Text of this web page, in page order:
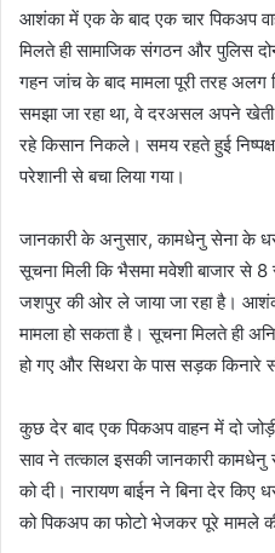
आशंका में एक के बाद एक चार पिकअप
मिलते ही सामाजिक संगठन और पुलिस
गहन जांच के बाद मामला पूरी तरह अलग
समझा जा रहा था, वे दरअसल अपने
रहे किसान निकले। समय रहते हुई निष्पक्ष
परेशानी से बचा लिया गया।
जानकारी के अनुसार, कामधेनु सेना के
सूचना मिली कि भैसमा मवेशी बाजार से
जशपुर की ओर ले जाया जा रहा है।
मामला हो सकता है। सूचना मिलते ही
हो गए और सिथरा के पास सड़क किनारे
कुछ देर बाद एक पिकअप वाहन में दो
साव ने तत्काल इसकी जानकारी कामधेनु
को दी। नारायण बाईन ने बिना देर किए
को पिकअप का फोटो भेजकर पूरे मामले